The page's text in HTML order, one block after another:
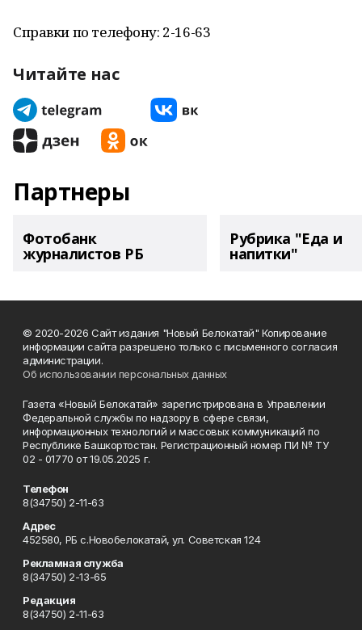
Справки по телефону: 2-16-63
Читайте нас
Партнеры
Фотобанк
журналистов РБ
Рубрика "Еда и
напитки"
© 2020-2026 Сайт издания "Новый Белокатай" Копирование
информации сайта разрешено только с письменного согласия
администрации.
Об использовании персональных данных
Газета «Новый Белокатай» зарегистрирована в Управлении
Федеральной службы по надзору в сфере связи,
информационных технологий и массовых коммуникаций по
Республике Башкортостан. Регистрационный номер ПИ № ТУ
02 - 01770 от 19.05.2025 г.
Телефон
8(34750) 2-11-63
Адрес
452580, РБ с.Новобелокатай, ул. Советская 124
Рекламная служба
8(34750) 2-13-65
Редакция
8(34750) 2-11-63